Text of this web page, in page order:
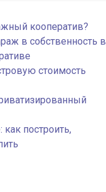
кооператив?
в собственность в
стоимость
как построить,